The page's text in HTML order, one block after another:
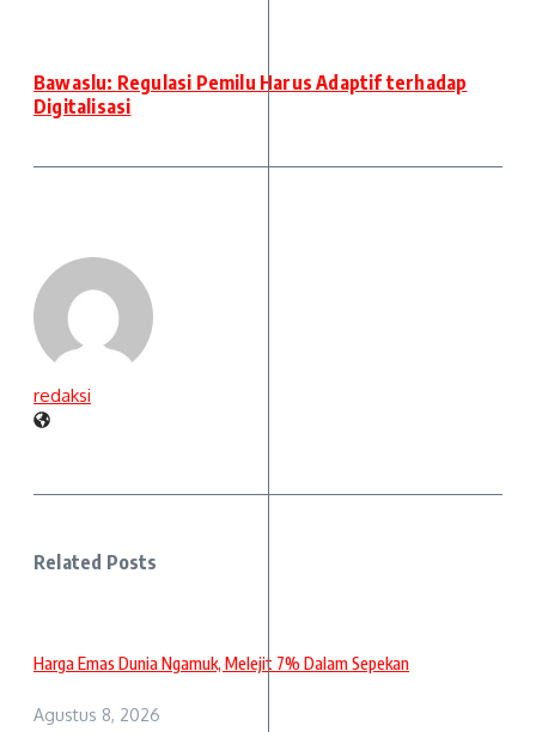
Bawaslu: Regulasi Pemilu Harus Adaptif terhadap
Digitalisasi
redaksi
Related Posts
Harga Emas Dunia Ngamuk, Melejit 7% Dalam Sepekan
Agustus 8, 2026